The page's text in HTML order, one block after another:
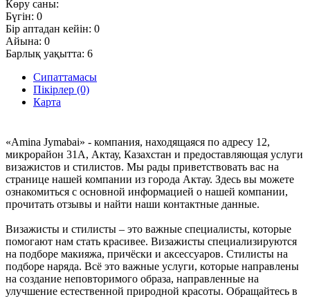
Көру саны:
Бүгін: 0
Бір аптадан кейін: 0
Айына: 0
Барлық уақытта: 6
Сипаттамасы
Пікірлер (0)
Карта
«Amina Jymabai» - компания, находящаяся по адресу 12,
микрорайон 31А, Актау, Казахстан и предоставляющая услуги
визажистов и стилистов. Мы рады приветствовать вас на
странице нашей компании из города Актау. Здесь вы можете
ознакомиться с основной информацией о нашей компании,
прочитать отзывы и найти наши контактные данные.
Визажисты и стилисты – это важные специалисты, которые
помогают нам стать красивее. Визажисты специализируются
на подборе макияжа, причёски и аксессуаров. Стилисты на
подборе наряда. Всё это важные услуги, которые направлены
на создание неповторимого образа, направленные на
улучшение естественной природной красоты. Обращайтесь в